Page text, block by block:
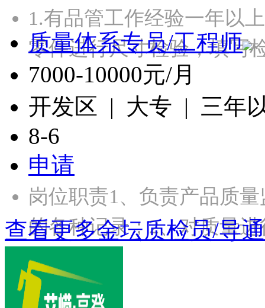
1.有品管工作经验一年以
零件进行尺寸检验，填
质量体系专员/工程师
7000-10000元/月
开发区 | 大专 | 三年
8-6
申请
岗位职责1、负责产品质
的各种记录；2、对质量
查看更多金坛质检员/导